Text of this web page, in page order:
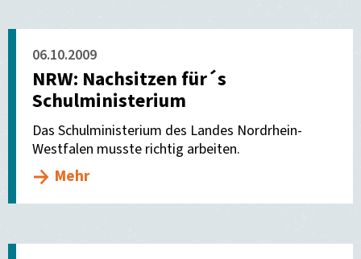
06.10.2009
NRW: Nachsitzen für´s
Schulministerium
Das Schulministerium des Landes Nordrhein-
Westfalen musste richtig arbeiten.
Mehr